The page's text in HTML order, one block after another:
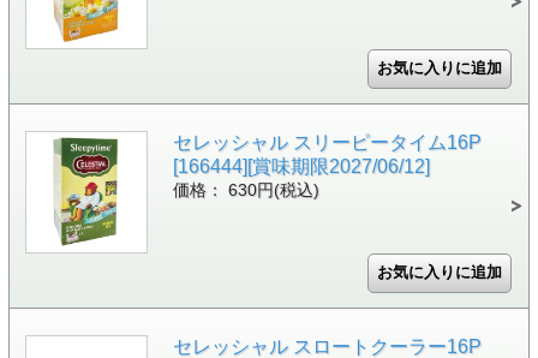
セレッシャル スリーピータイム16P
[166444][賞味期限2027/06/12]
価格： 630円(税込)
セレッシャル スロートクーラー16P